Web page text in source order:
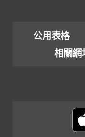
公用表格
相關網